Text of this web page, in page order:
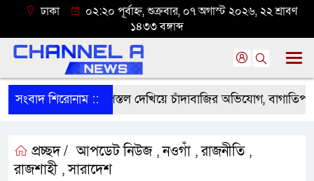
ঢাকা
০২:২০ পূর্বাহ্ন, শুক্রবার, ০৭ অগাস্ট ২০২৬, ২২ শ্রাবণ
১৪৩৩ বঙ্গাব্দ
সংবাদ শিরোনাম ::
বাঘায় খেলনা পিস্তল দেখিয়ে চাঁদাবাজির অভিযোগ,
প্রচ্ছদ / আপডেট নিউজ ,নওগাঁ ,রাজনীতি ,
রাজশাহী ,সারাদেশ